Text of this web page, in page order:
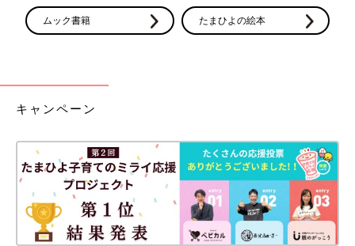
ムック書籍 たまひよの絵本
キャンペーン